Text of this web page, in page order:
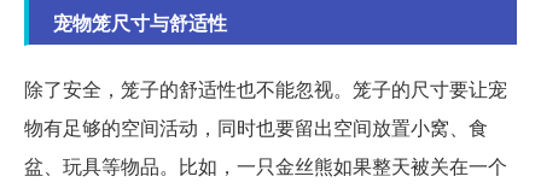
宠物笼尺寸与舒适性
除了安全，笼子的舒适性也不能忽视。笼子的尺寸要让宠
物有足够的空间活动，同时也要留出空间放置小窝、食
盆、玩具等物品。比如，一只金丝熊如果整天被关在一个